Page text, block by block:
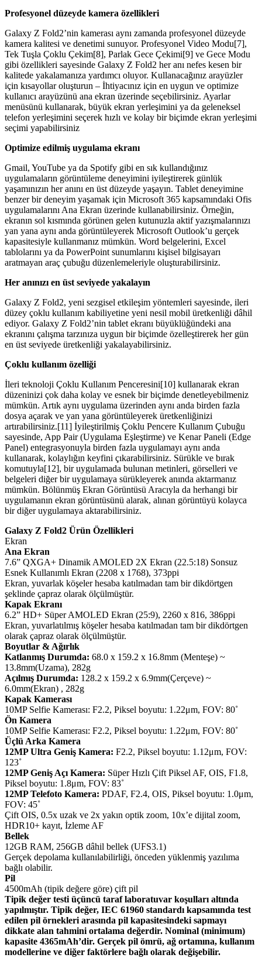
Profesyonel düzeyde kamera özellikleri
Galaxy Z Fold2’nin kamerası aynı zamanda profesyonel düzeyde
kamera kalitesi ve denetimi sunuyor. Profesyonel Video Modu[7],
Tek Tuşla Çoklu Çekim[8], Parlak Gece Çekimi[9] ve Gece Modu
gibi özellikleri sayesinde Galaxy Z Fold2 her anı nefes kesen bir
kalitede yakalamanıza yardımcı oluyor. Kullanacağınız arayüzler
için kısayollar oluşturun – İhtiyacınız için en uygun ve optimize
kullanıcı arayüzünü ana ekran üzerinde seçebilirsiniz. Ayarlar
menüsünü kullanarak, büyük ekran yerleşimini ya da geleneksel
telefon yerleşimini seçerek hızlı ve kolay bir biçimde ekran yerleşimi
seçimi yapabilirsiniz
Optimize edilmiş uygulama ekranı
Gmail, YouTube ya da Spotify gibi en sık kullandığınız
uygulamaların görüntüleme deneyimini iyileştirerek günlük
yaşamınızın her anını en üst düzeyde yaşayın. Tablet deneyimine
benzer bir deneyim yaşamak için Microsoft 365 kapsamındaki Ofis
uygulamalarını Ana Ekran üzerinde kullanabilirsiniz. Örneğin,
ekranın sol kısmında görünen gelen kutunuzla aktif yazışmalarınızı
yan yana aynı anda görüntüleyerek Microsoft Outlook’u gerçek
kapasitesiyle kullanmanız mümkün. Word belgelerini, Excel
tablolarını ya da PowerPoint sunumlarını kişisel bilgisayarı
aratmayan araç çubuğu düzenlemeleriyle oluşturabilirsiniz.
Her anınızı en üst seviyede yakalayın
Galaxy Z Fold2, yeni sezgisel etkileşim yöntemleri sayesinde, ileri
düzey çoklu kullanım kabiliyetine yeni nesil mobil üretkenliği dâhil
ediyor. Galaxy Z Fold2’nin tablet ekranı büyüklüğündeki ana
ekranını çalışma tarzınıza uygun bir biçimde özelleştirerek her gün
en üst seviyede üretkenliği yakalayabilirsiniz.
Çoklu kullanım özelliği
İleri teknoloji Çoklu Kullanım Penceresini[10] kullanarak ekran
düzeninizi çok daha kolay ve esnek bir biçimde denetleyebilmeniz
mümkün. Artık aynı uygulama üzerinden aynı anda birden fazla
dosya açarak ve yan yana görüntüleyerek üretkenliğinizi
artırabilirsiniz.[11] İyileştirilmiş Çoklu Pencere Kullanım Çubuğu
sayesinde, App Pair (Uygulama Eşleştirme) ve Kenar Paneli (Edge
Panel) entegrasyonuyla birden fazla uygulamayı aynı anda
kullanarak, kolaylığın keyfini çıkarabilirsiniz. Sürükle ve bırak
komutuyla[12], bir uygulamada bulunan metinleri, görselleri ve
belgeleri diğer bir uygulamaya sürükleyerek anında aktarmanız
mümkün. Bölünmüş Ekran Görüntüsü Aracıyla da herhangi bir
uygulamanın ekran görüntüsünü alarak, alınan görüntüyü kolayca
bir diğer uygulamaya aktarabilirsiniz.
Galaxy Z Fold2 Ürün Özellikleri
Ekran
Ana Ekran
7.6” QXGA+ Dinamik AMOLED 2X Ekran (22.5:18) Sonsuz
Esnek Kullanımlı Ekran (2208 x 1768), 373ppi
Ekran, yuvarlak köşeler hesaba katılmadan tam bir dikdörtgen
şeklinde çapraz olarak ölçülmüştür.
Kapak Ekranı
6.2” HD+ Süper AMOLED Ekran (25:9), 2260 x 816, 386ppi
Ekran, yuvarlatılmış köşeler hesaba katılmadan tam bir dikdörtgen
olarak çapraz olarak ölçülmüştür.
Boyutlar & Ağırlık
Katlanmış Durumda: 68.0 x 159.2 x 16.8mm (Menteşe) ~
13.8mm(Uzama), 282g
Açılmış Durumda: 128.2 x 159.2 x 6.9mm(Çerçeve) ~
6.0mm(Ekran) , 282g
Kapak Kamerası
10MP Selfie Kamerası: F2.2, Piksel boyutu: 1.22μm, FOV: 80˚
Ön Kamera
10MP Selfie Kamerası: F2.2, Piksel boyutu: 1.22μm, FOV: 80˚
Üçlü Arka Kamera
12MP Ultra Geniş Kamera: F2.2, Piksel boyutu: 1.12μm, FOV:
123˚
12MP Geniş Açı Kamera: Süper Hızlı Çift Piksel AF, OIS, F1.8,
Piksel boyutu: 1.8μm, FOV: 83˚
12MP Telefoto Kamera: PDAF, F2.4, OIS, Piksel boyutu: 1.0μm,
FOV: 45˚
Çift OIS, 0.5x uzak ve 2x yakın optik zoom, 10x’e dijital zoom,
HDR10+ kayıt, İzleme AF
Bellek
12GB RAM, 256GB dâhil bellek (UFS3.1)
Gerçek depolama kullanılabilirliği, önceden yüklenmiş yazılıma
bağlı olabilir.
Pil
4500mAh (tipik değere göre) çift pil
Tipik değer testi üçüncü taraf laboratuvar koşulları altında
yapılmıştır. Tipik değer, IEC 61960 standardı kapsamında test
edilen pil örnekleri arasında pil kapasitesindeki sapmayı
dikkate alan tahmini ortalama değerdir. Nominal (minimum)
kapasite 4365mAh’dir. Gerçek pil ömrü, ağ ortamına, kullanım
modellerine ve diğer faktörlere bağlı olarak değişebilir.